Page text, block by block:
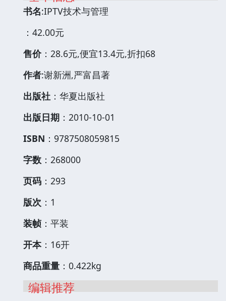
书名:IPTV技术与管理
：42.00元
售价：28.6元,便宜13.4元,折扣68
作者:谢新洲,严富昌著
出版社 ：华夏出版社
出版日期 ：2010-10-01
ISBN ：9787508059815
字数 ：268000
页码 ：293
版次 ：1
装帧 ：平装
开本：16开
商品重量 ：0.422kg
编辑推荐